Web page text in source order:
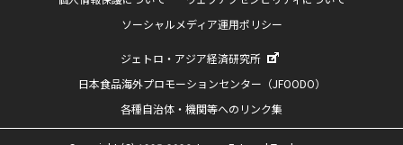
ソーシャルメディア運用ポリシー
ジェトロ・アジア経済研究所
日本食品海外プロモーションセンター（JFOODO）
各種自治体・機関等へのリンク集